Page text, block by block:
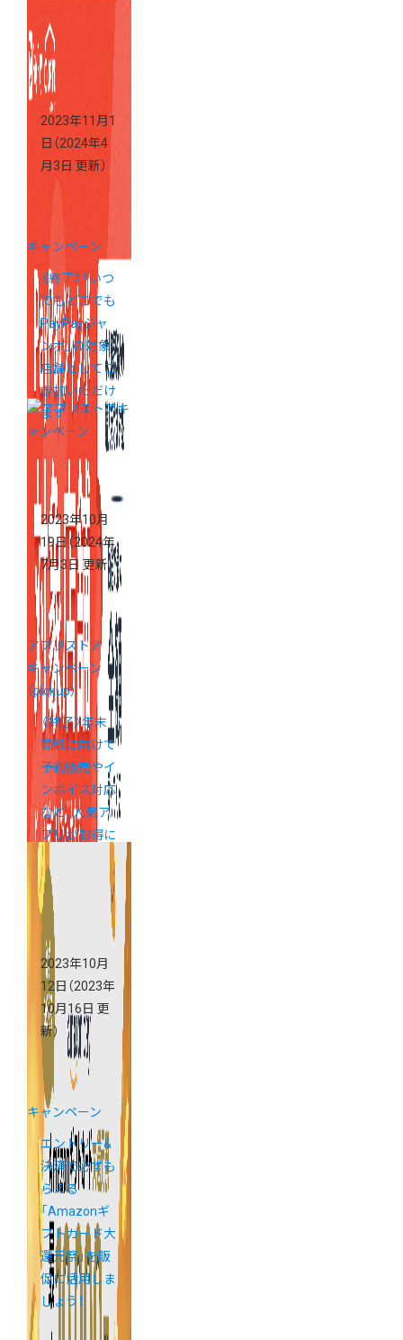
2023年11月1
日 （2024年4
月3日 更新）
キャンペーン
《終了》「いつ
でもどこでも
PayPayジャ
ンボ」の対象
店舗としてご
参加いただけ
ます
2023年10月
19日 （2024年
7月3日 更新）
アプリストア
キャンペーン
（pickup）
《終了》年末
商戦に向けて
予約販売やイ
ンボイス対応
など、人気ア
プリがお得に
試せるキャン
ペーン
2023年10月
12日 （2023年
10月16日 更
新）
キャンペーン
エントリー&
決済で必ずも
らえる
「Amazonギ
フトカード大
還元祭」を販
促に活用しま
しょう！